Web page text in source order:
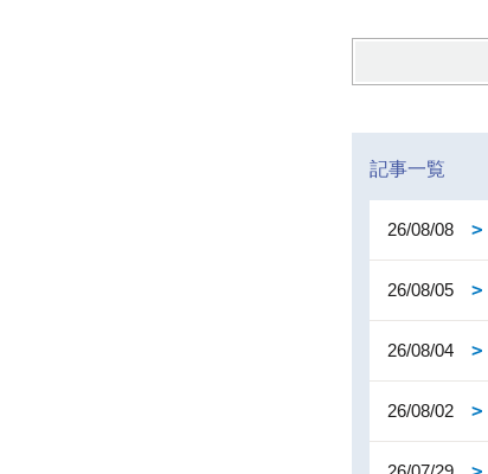
記事一覧
26/08/08
26/08/05
26/08/04
26/08/02